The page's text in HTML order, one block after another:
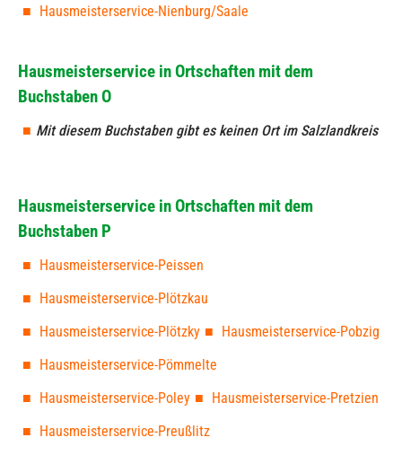
Hausmeisterservice-Nienburg/Saale
Hausmeisterservice in Ortschaften mit dem
Buchstaben O
Mit diesem Buchstaben gibt es keinen Ort im Salzlandkreis
Hausmeisterservice in Ortschaften mit dem
Buchstaben P
Hausmeisterservice-Peissen
Hausmeisterservice-Plötzkau
Hausmeisterservice-Plötzky
Hausmeisterservice-Pobzig
Hausmeisterservice-Pömmelte
Hausmeisterservice-Poley
Hausmeisterservice-Pretzien
Hausmeisterservice-Preußlitz